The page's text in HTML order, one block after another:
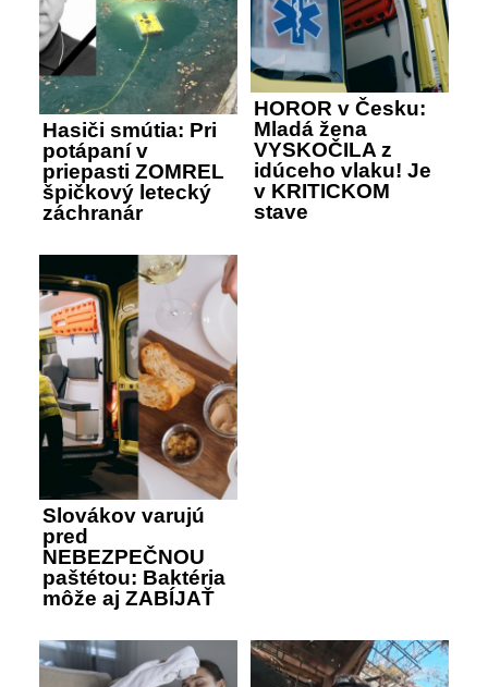
Hasiči smútia: Pri
potápaní v
priepasti ZOMREL
špičkový letecký
záchranár
HOROR v Česku:
Mladá žena
VYSKOČILA z
idúceho vlaku! Je
v KRITICKOM
stave
Slovákov varujú
pred
NEBEZPEČNOU
paštétou: Baktéria
môže aj ZABÍJAŤ